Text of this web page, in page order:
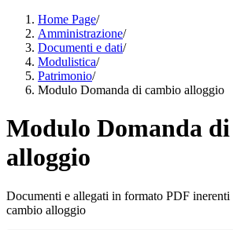
Home Page/
Amministrazione/
Documenti e dati/
Modulistica/
Patrimonio/
Modulo Domanda di cambio alloggio
Modulo Domanda
alloggio
Documenti e allegati in formato PDF
cambio alloggio